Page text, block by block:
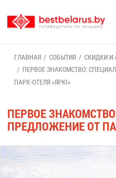
ГЛАВ­НАЯ СО­БЫ­ТИЯ
СКИД­КИ И
ПЕР­ВОЕ ЗНА­КОМ­СТВО:
ПАРК-ОТЕ­ЛЯ «ЯРKI»
ПЕР­ВОЕ
ПРЕД­ЛО­ЖЕ­НИЕ ОТ